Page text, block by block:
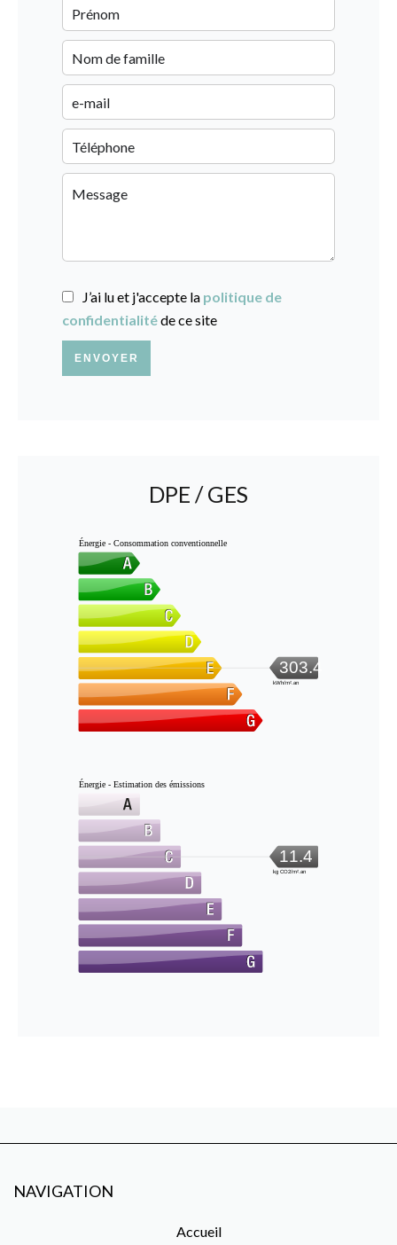
J’ai lu et j'accepte la politique de
confidentialitéde ce site
ENVOYER
DPE / GES
Énergie - Consommation conventionnelle
303.4
kWh/m².an
Énergie - Estimation des émissions
11.4
kg CO2/m².an
NAVIGATION
Accueil